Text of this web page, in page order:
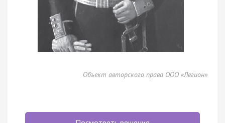
Объект авторского права ООО «Легион»